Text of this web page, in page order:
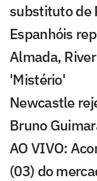
substituto de
Espanhóis
Almada,
'Mistério'
Newcastle
Bruno
AO VIVO:
(03) do